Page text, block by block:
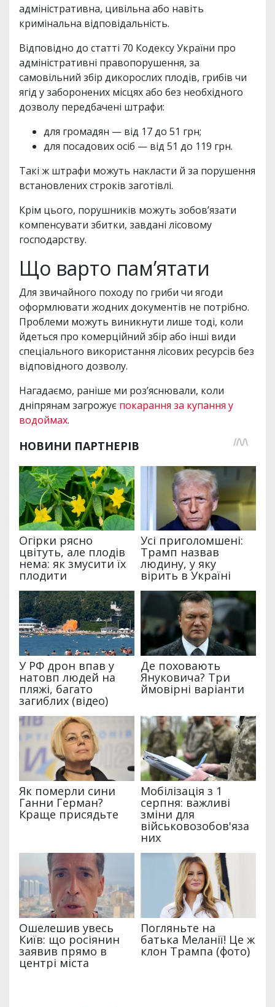
адміністративна, цивільна або навіть
кримінальна відповідальність.
Відповідно до статті 70 Кодексу України про
адміністративні правопорушення, за
самовільний збір дикорослих плодів, грибів чи
ягід у заборонених місцях або без необхідного
дозволу передбачені штрафи:
для громадян — від 17 до 51 грн;
для посадових осіб — від 51 до 119 грн.
Такі ж штрафи можуть накласти й за порушення
встановлених строків заготівлі.
Крім цього, порушників можуть зобов’язати
компенсувати збитки, завдані лісовому
господарству.
Що варто пам’ятати
Для звичайного походу по гриби чи ягоди
оформлювати жодних документів не потрібно.
Проблеми можуть виникнути лише тоді, коли
йдеться про комерційний збір або інші види
спеціального використання лісових ресурсів без
відповідного дозволу.
Нагадаємо, раніше ми роз’яснювали, коли
дніпрянам загрожує покарання за купання у
водоймах.